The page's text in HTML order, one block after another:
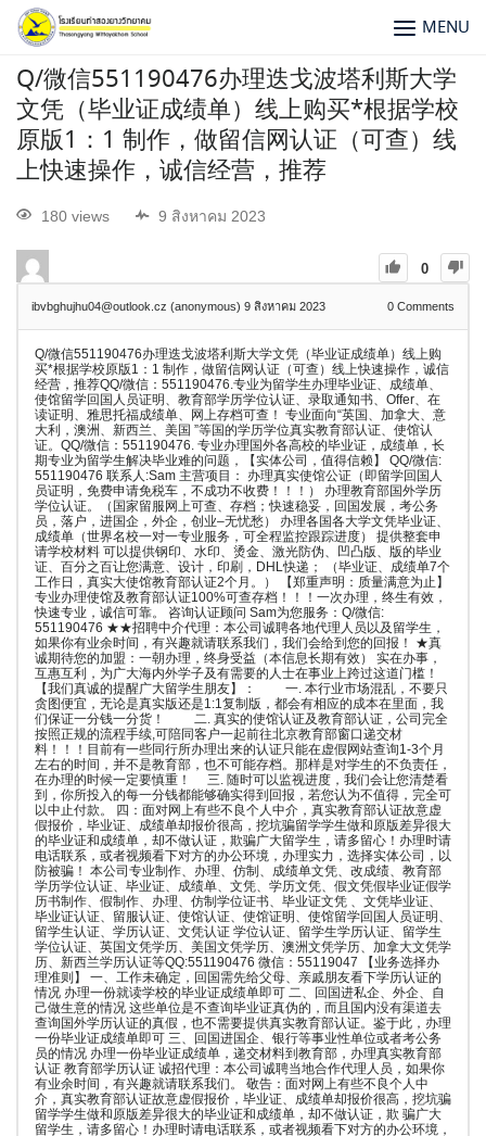
MENU
Q/微信551190476办理迭戈波塔利斯大学
文凭（毕业证成绩单）线上购买*根据学校
原版1：1 制作，做留信网认证（可查）线
上快速操作，诚信经营，推荐
180 views 9 สิงหาคม 2023
0
ibvbghujhu04@outlook.cz (anonymous) 9 สิงหาคม 2023 0 Comments
Q/微信551190476办理迭戈波塔利斯大学文凭（毕业证成绩单）线上购
买*根据学校原版1：1 制作，做留信网认证（可查）线上快速操作，诚信
经营，推荐QQ/微信：551190476.专业为留学生办理毕业证、成绩单、
使馆留学回国人员证明、教育部学历学位认证、录取通知书、Offer、在
读证明、雅思托福成绩单、网上存档可查！ 专业面向“英国、加拿大、意
大利，澳洲、新西兰、美国 ”等国的学历学位真实教育部认证、使馆认
证。QQ/微信：551190476. 专业办理国外各高校的毕业证，成绩单，长
期专业为留学生解决毕业难的问题，【实体公司，值得信赖】 QQ/微信:
551190476 联系人:Sam 主营项目： 办理真实使馆公证（即留学回国人
员证明，免费申请免税车，不成功不收费！！！） 办理教育部国外学历
学位认证。（国家留服网上可查、存档；快速稳妥，回国发展，考公务
员，落户，进国企，外企，创业–无忧愁） 办理各国各大学文凭毕业证、
成绩单（世界名校一对一专业服务，可全程监控跟踪进度） 提供整套申
请学校材料 可以提供钢印、水印、烫金、激光防伪、凹凸版、版的毕业
证、百分之百让您满意、设计，印刷，DHL快递； （毕业证、成绩单7个
工作日，真实大使馆教育部认证2个月。） 【郑重声明：质量满意为止】
专业办理使馆及教育部认证100%可查存档！！！一次办理，终生有效，
快速专业，诚信可靠。 咨询认证顾问 Sam为您服务：Q/微信:
551190476 ★★招聘中介代理：本公司诚聘各地代理人员以及留学生，
如果你有业余时间，有兴趣就请联系我们，我们会给到您的回报！ ★真
诚期待您的加盟：一朝办理，终身受益（本信息长期有效） 实在办事，
互惠互利，为广大海内外学子及有需要的人士在事业上跨过这道门槛！
【我们真诚的提醒广大留学生朋友】： 一. 本行业市场混乱，不要只
贪图便宜，无论是真实版还是1:1复制版，都会有相应的成本在里面，我
们保证一分钱一分货！ 二. 真实的使馆认证及教育部认证，公司完全
按照正规的流程手续,可陪同客户一起前往北京教育部窗口递交材
料！！！目前有一些同行所办理出来的认证只能在虚假网站查询1-3个月
左右的时间，并不是教育部，也不可能存档。那样是对学生的不负责任，
在办理的时候一定要慎重！ 三. 随时可以监视进度，我们会让您清楚看
到，你所投入的每一分钱都能够确实得到回报，若您认为不值得，完全可
以中止付款。 四：面对网上有些不良个人中介，真实教育部认证故意虚
假报价，毕业证、成绩单却报价很高，挖坑骗留学学生做和原版差异很大
的毕业证和成绩单，却不做认证，欺骗广大留学生，请多留心！办理时请
电话联系，或者视频看下对方的办公环境，办理实力，选择实体公司，以
防被骗！ 本公司专业制作、办理、仿制、成绩单文凭、改成绩、教育部
学历学位认证、毕业证、成绩单、文凭、学历文凭、假文凭假毕业证假学
历书制作、假制作、办理、仿制学位证书、毕业证文凭 、文凭毕业证、
毕业证认证、留服认证、使馆认证、使馆证明、使馆留学回国人员证明、
留学生认证、学历认证、文凭认证 学位认证、留学生学历认证、留学生
学位认证、英国文凭学历、美国文凭学历、澳洲文凭学历、加拿大文凭学
历、新西兰学历认证等QQ:551190476 微信：55119047 【业务选择办
理准则】 一、工作未确定，回国需先给父母、亲戚朋友看下学历认证的
情况 办理一份就读学校的毕业证成绩单即可 二、回国进私企、外企、自
己做生意的情况 这些单位是不查询毕业证真伪的，而且国内没有渠道去
查询国外学历认证的真假，也不需要提供真实教育部认证。鉴于此，办理
一份毕业证成绩单即可 三、回国进国企、银行等事业性单位或者考公务
员的情况 办理一份毕业证成绩单，递交材料到教育部，办理真实教育部
认证 教育部学历认证 诚招代理：本公司诚聘当地合作代理人员，如果你
有业余时间，有兴趣就请联系我们。 敬告：面对网上有些不良个人中
介，真实教育部认证故意虚假报价，毕业证、成绩单却报价很高，挖坑骗
留学学生做和原版差异很大的毕业证和成绩单，却不做认证，欺 骗广大
留学生，请多留心！办理时请电话联系，或者视频看下对方的办公环境，